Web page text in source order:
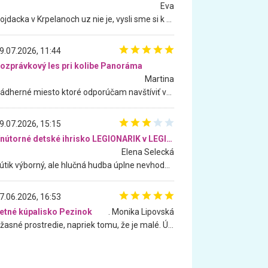
Eva
11:44
les pri kolibe Panoráma
Martina
15:15
Vnútorné detské ihrisko LEGIONARIK v LEGIA Fitness
Elena Selecká
16:53
kúpalisko Pezinok
. Monika Lipovská